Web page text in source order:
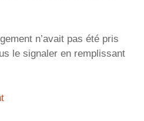
n’avait pas été pris
le signaler en remplissant